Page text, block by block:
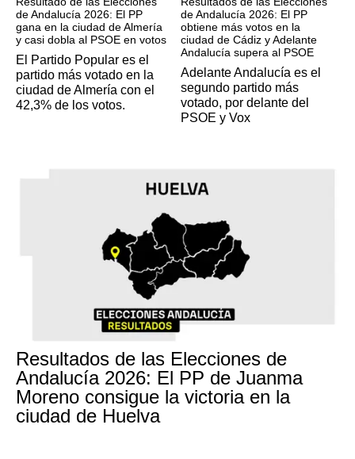
de Andalucía 2026: El PP
gana en la ciudad de Almería
y casi dobla al PSOE en votos
El Partido Popular es el
partido más votado en la
ciudad de Almería con el
42,3% de los votos.
de Andalucía 2026: El PP
obtiene más votos en la
ciudad de Cádiz y Adelante
Andalucía supera al PSOE
Adelante Andalucía es el
segundo partido más
votado, por delante del
PSOE y Vox
Resultados de las Elecciones de
Andalucía 2026: El PP de Juanma
Moreno consigue la victoria en la
ciudad de Huelva